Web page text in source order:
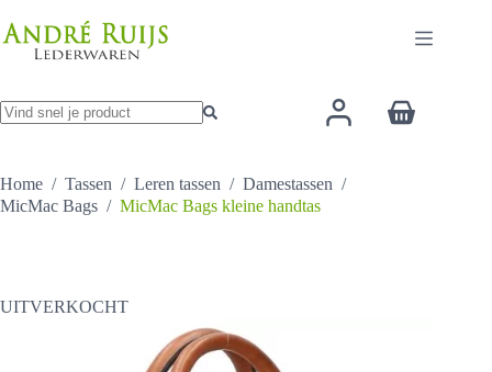
naar
de
Home / Tassen / Leren tassen / Damestassen /
MicMac Bags / MicMac Bags kleine handtas
UITVERKOCHT